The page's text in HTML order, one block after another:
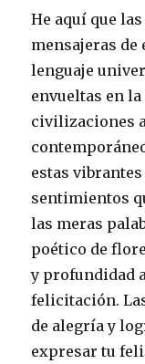
He aquí que
mensajeras de
lenguaje
envueltas en la
civilizaciones
estas
sentimientos
las meras
poético de
y profundidad
felicitación.
de alegría y
expresar tu